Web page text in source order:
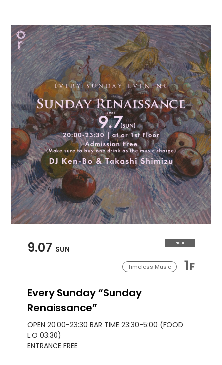
9.07 SUN
NIGHT
Timeless Music 1F
Every Sunday “Sunday
Renaissance”
OPEN 20:00-23:30 BAR TIME 23:30-5:00 (FOOD
L.O 03:30)
ENTRANCE FREE